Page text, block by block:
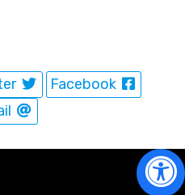
Facebook
Twitter